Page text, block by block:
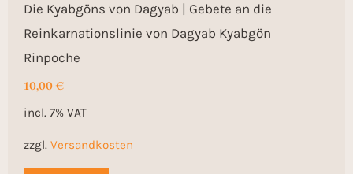
Die Kyabgöns von Dagyab | Gebete an die
Reinkarnationslinie von Dagyab Kyabgön
Rinpoche
10,00€
incl. 7% VAT
zzgl. Versandkosten